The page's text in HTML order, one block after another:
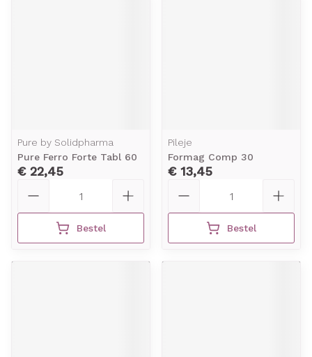
Pure by Solidpharma
Pure Ferro Forte Tabl 60
€ 22,45
Bestel
Pileje
Formag Comp 30
€ 13,45
Bestel